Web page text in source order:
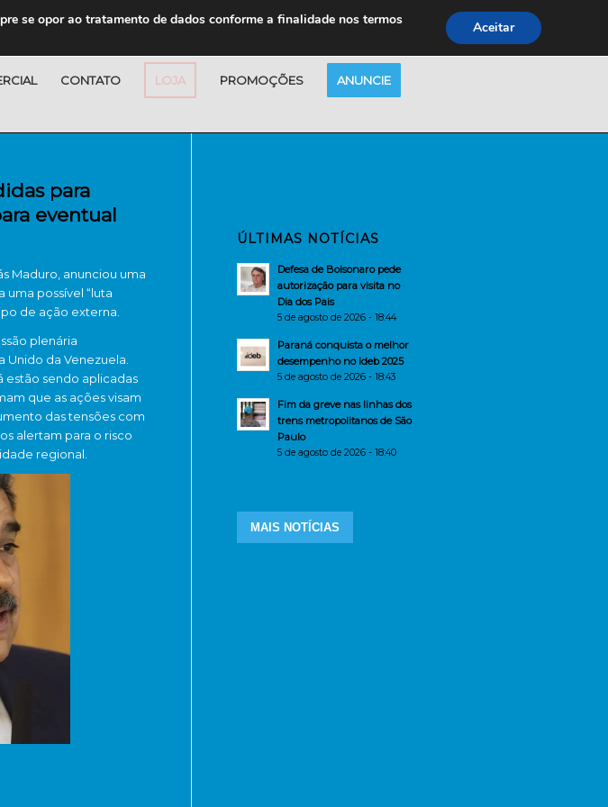
CONTATO LOJA PROMOÇÕES ANUNCIE
para
eventual
Maduro, anunciou uma
uma possível “luta
de ação externa.
plenária
Unido da Venezuela.
estão sendo aplicadas
que as ações visam
das tensões com
alertam para o risco
regional.
ÚLTIMAS NOTÍCIAS
Defesa de Bolsonaro pede
autorização para visita no
Dia dos Pais
5 de agosto de 2026 - 18:44
Paraná conquista o melhor
desempenho no Ideb 2025
5 de agosto de 2026 - 18:43
Fim da greve nas linhas dos
trens metropolitanos de São
Paulo
5 de agosto de 2026 - 18:40
MAIS NOTÍCIAS
se opor ao tratamento de dados conforme a finalidade nos termos
Aceitar